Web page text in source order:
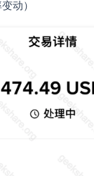
动）